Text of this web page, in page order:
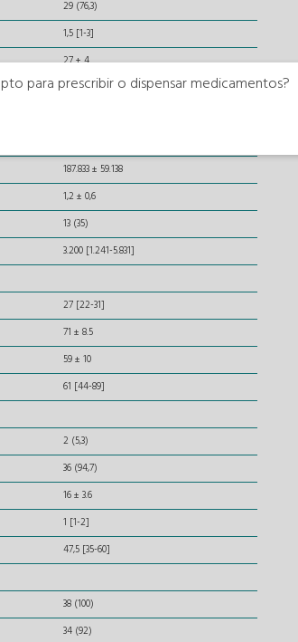
29 (76,3)
1,5 [1-3]
27 ± 4
187.833 ± 59.138
1,2 ± 0,6
13 (35)
3.200 [1.241-5.831]
27 [22-31]
71 ± 8.5
59 ± 10
61 [44-89]
2 (5,3)
36 (94,7)
16 ± 3.6
1 [1-2]
47,5 [35-60]
38 (100)
34 (92)
para prescribir o dispensar medicamentos?